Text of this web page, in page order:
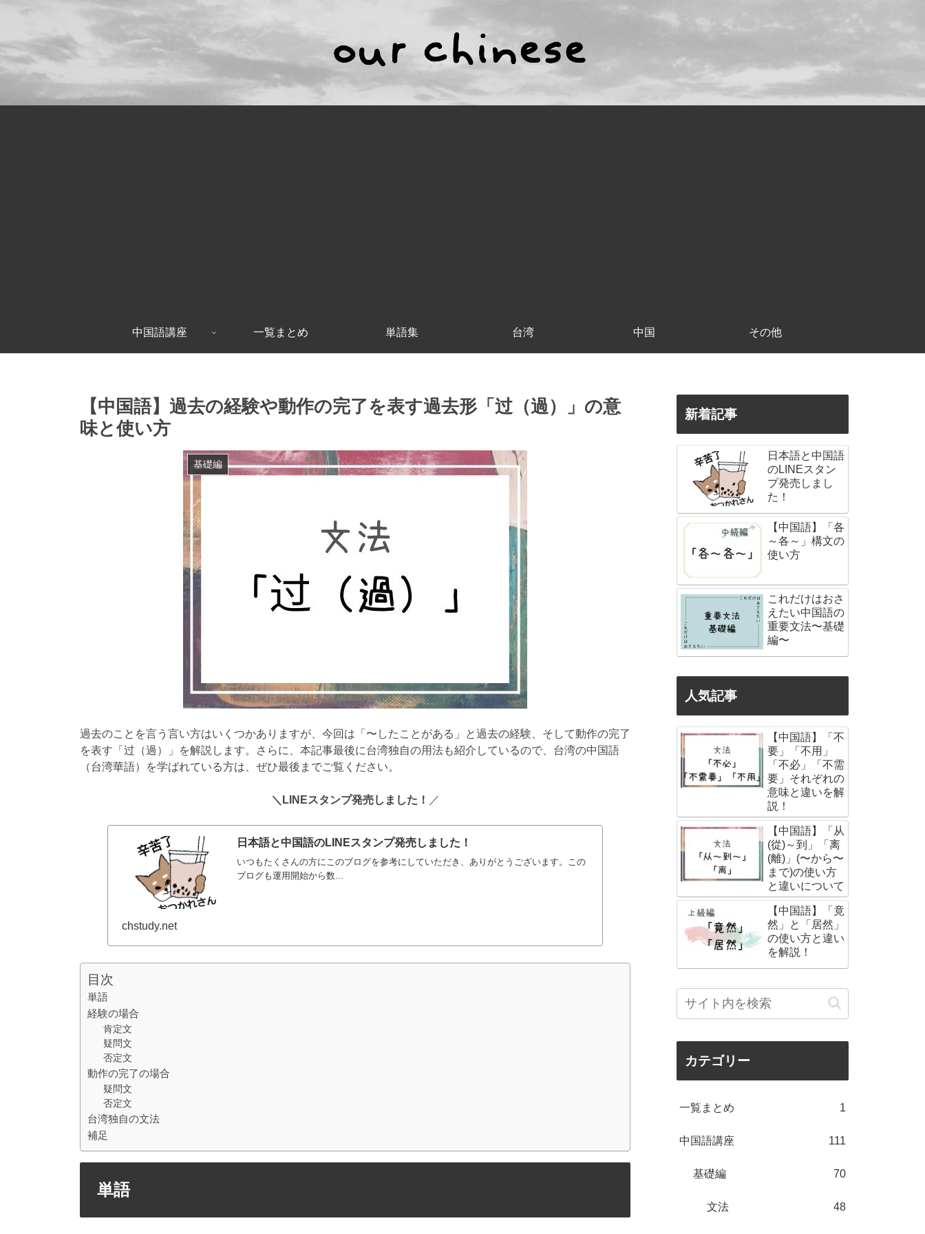
中国語講座 一覧まとめ 単語集 台湾 中国 その他
【中国語】過去の経験や動作の完了を表す過去形「过（過）」の意
味と使い方
基礎編
過去のことを言う言い方はいくつかありますが、今回は「〜したことがある」と過去の経験、そして動作の完了
を表す「过（過）」を解説します。さらに、本記事最後に台湾独自の用法も紹介しているので、台湾の中国語
（台湾華語）を学ばれている方は、ぜひ最後までご覧ください。
＼LINEスタンプ発売しました！ ／
日本語と中国語のLINEスタンプ発売しました！
いつもたくさんの方にこのブログを参考にしていただき、ありがとうございます。この
ブログも運用開始から数...
chstudy.net
目次
単語
経験の場合
肯定文
疑問文
否定文
動作の完了の場合
疑問文
否定文
台湾独自の文法
補足
単語
新着記事
日本語と中国語
のLINEスタン
プ発売しまし
た！
【中国語】「各
～各～」構文の
使い方
これだけはおさ
えたい中国語の
重要文法〜基礎
編〜
人気記事
【中国語】「不
要」「不用」
「不必」「不需
要」それぞれの
意味と違いを解
説！
【中国語】「从
(從)～到」「离
(離)」(〜から〜
まで)の使い方
と違いについて
【中国語】「竟
然」と「居然」
の使い方と違い
を解説！
カテゴリー
一覧まとめ 1
中国語講座 111
基礎編 70
文法 48